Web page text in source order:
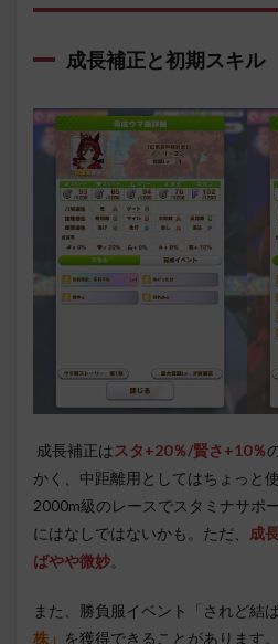
成長補正と初期スキル
成長補正はスタ+20％/賢さ+10％
かく、中距離用としてはちょっと
2000m級のレースでスタミナサポ
にはなしではないかも。ただ、 成
ばやや微妙。
また、勝負服イベント「されど結
株」 を獲得できることがあります。